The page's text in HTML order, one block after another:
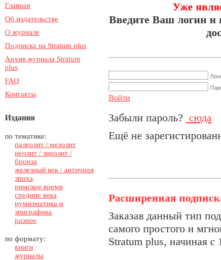
Главная
Об издательстве
О журнале
Подписка на Stratum plus
Архив журнала Stratum
plus
FAQ
Контакты
Издания
по тематике:
палеолит / мезолит
неолит / энеолит /
бронза
железный век / античная
эпоха
римское время
средние века
нумизматика и
эпиграфика
разное
по формату:
книги
журналы
Уже
Введите Ваш логин и
Войти
Забыли пароль? сюда
Ещё не
Расширенная
Заказав данный тип
самого простого и
Stratum plus, начиная с